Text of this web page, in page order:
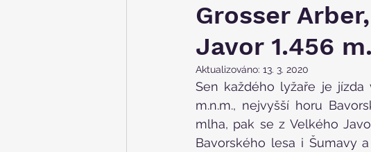
Grosser
Javor 1.456
Aktualizováno: 13. 3. 2020
Sen každého lyžaře je jízda
m.n.m., nejvyšší horu
mlha, pak se z Velkého
Bavorského lesa i Šumavy